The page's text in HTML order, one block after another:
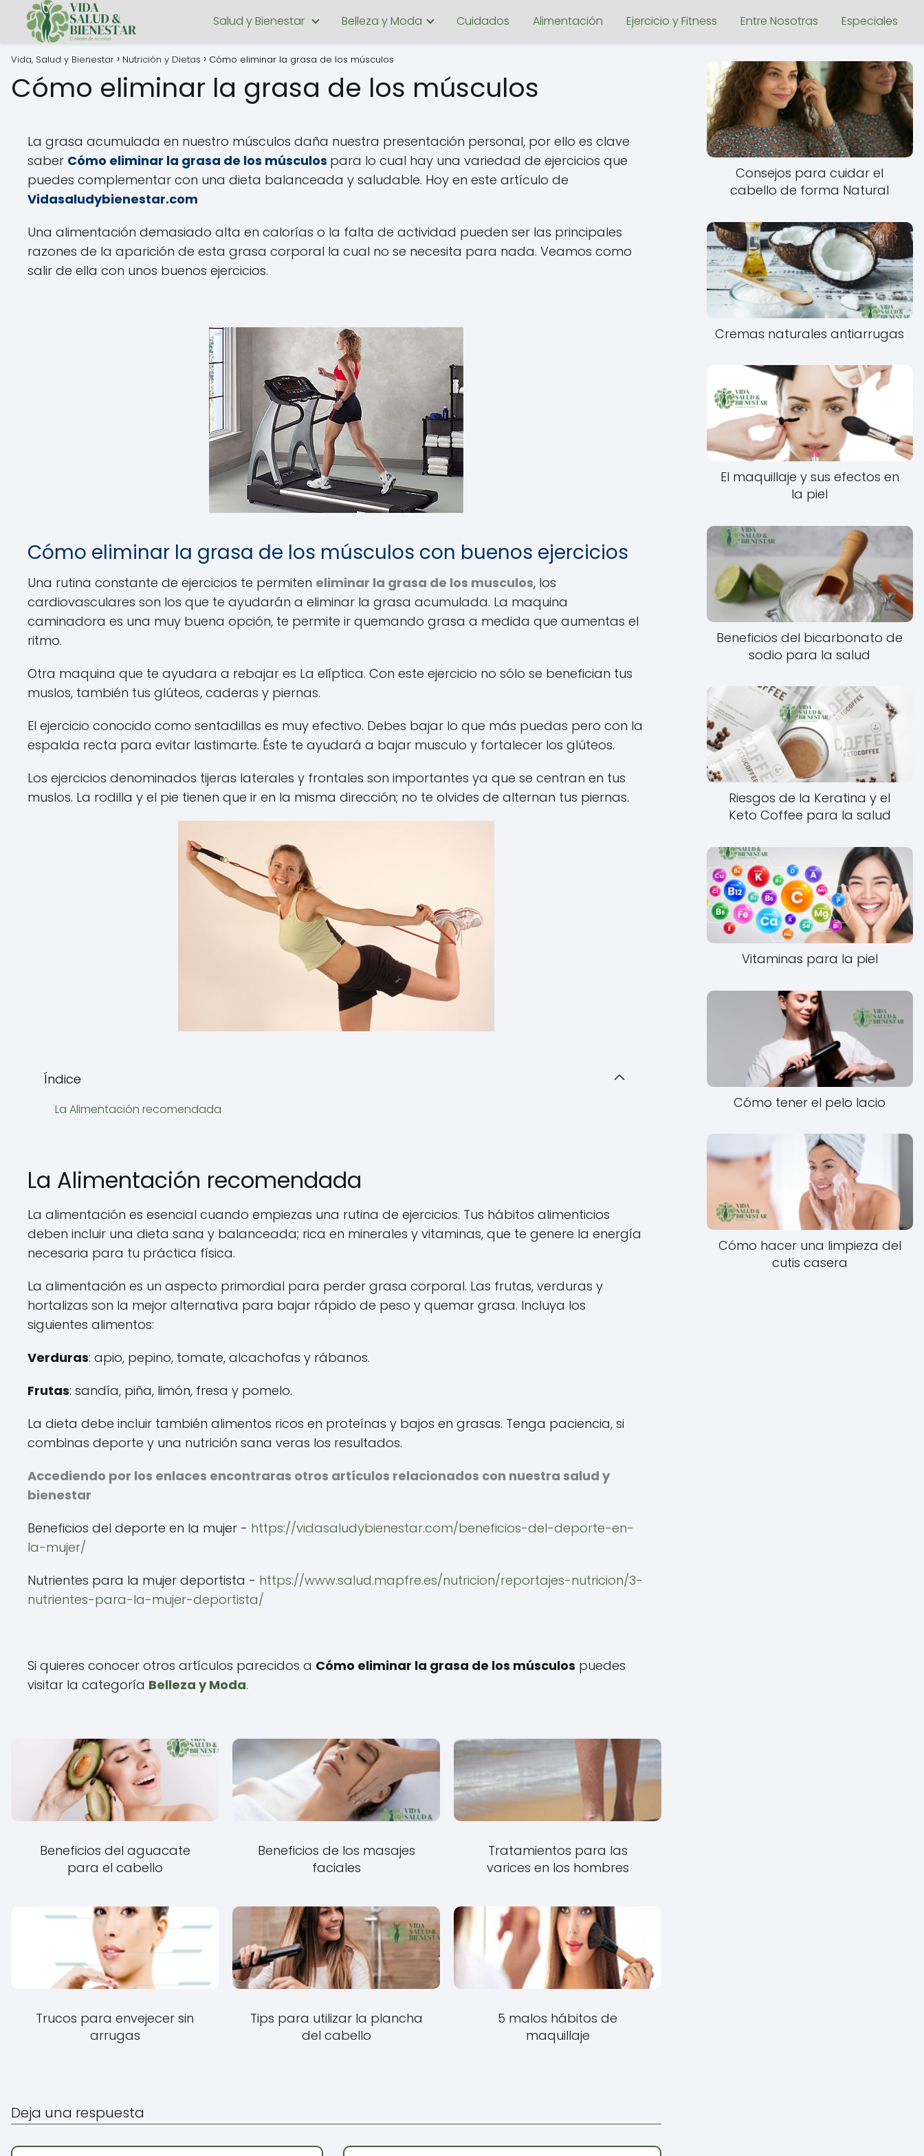
Salud y Bienestar Belleza y Moda Cuidados Alimentación Ejercicio y Fitness Entre Nosotras Especiales
Vida, Salud y Bienestar Nutrición y Dietas Cómo eliminar la grasa de los músculos
Cómo eliminar la grasa de los músculos
La grasa acumulada en nuestro músculos daña nuestra presentación personal, por ello es clave
saber Cómo eliminar la grasa de los músculos para lo cual hay una variedad de ejercicios que
puedes complementar con una dieta balanceada y saludable. Hoy en este artículo de
Vidasaludybienestar.com
Una alimentación demasiado alta en calorías o la falta de actividad pueden ser las principales
razones de la aparición de esta grasa corporal la cual no se necesita para nada. Veamos como
salir de ella con unos buenos ejercicios.
Cómo eliminar la grasa de los músculos con buenos ejercicios
Una rutina constante de ejercicios te permiten eliminar la grasa de los musculos, los
cardiovasculares son los que te ayudarán a eliminar la grasa acumulada. La maquina
caminadora es una muy buena opción, te permite ir quemando grasa a medida que aumentas el
ritmo.
Otra maquina que te ayudara a rebajar es La elíptica. Con este ejercicio no sólo se benefician tus
muslos, también tus glúteos, caderas y piernas.
El ejercicio conocido como sentadillas es muy efectivo. Debes bajar lo que más puedas pero con la
espalda recta para evitar lastimarte. Éste te ayudará a bajar musculo y fortalecer los glúteos.
Los ejercicios denominados tijeras laterales y frontales son importantes ya que se centran en tus
muslos. La rodilla y el pie tienen que ir en la misma dirección; no te olvides de alternan tus piernas.
Índice
La Alimentación recomendada
La Alimentación recomendada
La alimentación es esencial cuando empiezas una rutina de ejercicios. Tus hábitos alimenticios
deben incluir una dieta sana y balanceada; rica en minerales y vitaminas, que te genere la energía
necesaria para tu práctica física.
La alimentación es un aspecto primordial para perder grasa corporal. Las frutas, verduras y
hortalizas son la mejor alternativa para bajar rápido de peso y quemar grasa. Incluya los
siguientes alimentos:
Verduras: apio, pepino, tomate, alcachofas y rábanos.
Frutas: sandía, piña, limón, fresa y pomelo.
La dieta debe incluir también alimentos ricos en proteínas y bajos en grasas. Tenga paciencia, si
combinas deporte y una nutrición sana veras los resultados.
Accediendo por los enlaces encontraras otros artículos relacionados con nuestra salud y
bienestar
Beneficios del deporte en la mujer - https://vidasaludybienestar.com/beneficios-del-deporte-en-
la-mujer/
Nutrientes para la mujer deportista - https://www.salud.mapfre.es/nutricion/reportajes-nutricion/3-
nutrientes-para-la-mujer-deportista/
Si quieres conocer otros artículos parecidos a Cómo eliminar la grasa de los músculos puedes
visitar la categoría Belleza y Moda.
Beneficios del aguacate
para el cabello
Beneficios de los masajes
faciales
Tratamientos para las
varices en los hombres
Trucos para envejecer sin
arrugas
Tips para utilizar la plancha
del cabello
5 malos hábitos de
maquillaje
Deja una respuesta
Consejos para cuidar el
cabello de forma Natural
Cremas naturales antiarrugas
El maquillaje y sus efectos en
la piel
Beneficios del bicarbonato de
sodio para la salud
Riesgos de la Keratina y el
Keto Coffee para la salud
Vitaminas para la piel
Cómo tener el pelo lacio
Cómo hacer una limpieza del
cutis casera